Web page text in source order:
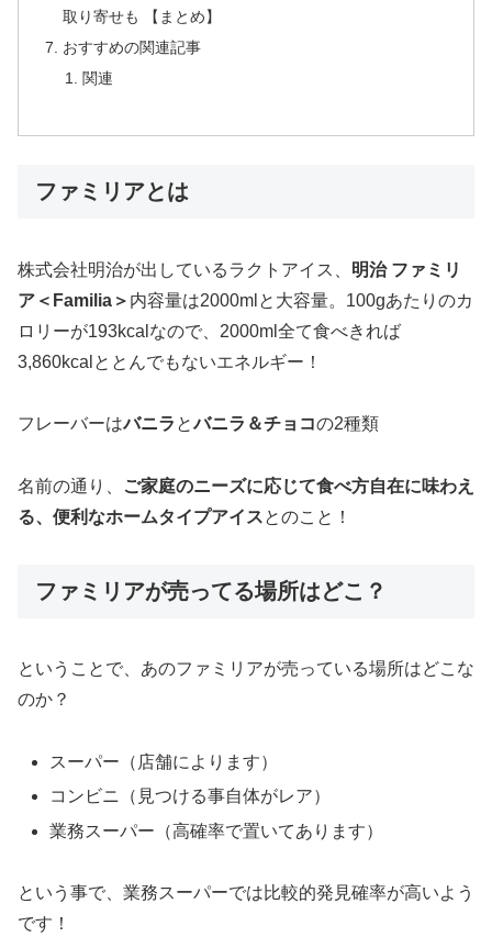
取り寄せも 【まとめ】
おすすめの関連記事
関連
ファミリアとは
株式会社明治が出しているラクトアイス、 明治 ファミリ
ア＜Familia＞ 内容量は2000mlと大容量。100gあたりのカ
ロリーが193kcalなので、2000ml全て食べきれば
3,860kcalととんでもないエネルギー！
フレーバーはバニラ とバニラ＆チョコの2種類
名前の通り、
ご家庭のニーズに応じて食べ方自在に味わえ
る、便利なホームタイプアイスとのこと！
ファミリアが売ってる場所はどこ？
ということで、あのファミリアが売っている場所はどこな
のか？
スーパー（店舗によります）
コンビニ（見つける事自体がレア）
業務スーパー（高確率で置いてあります）
という事で、業務スーパーでは比較的発見確率が高いよう
です！